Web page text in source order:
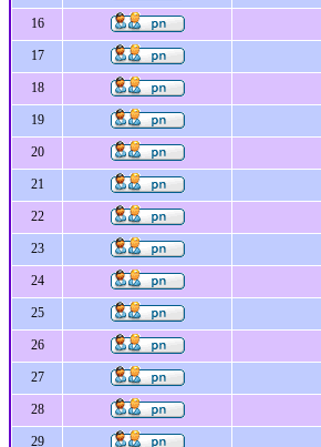
16
17
18
19
20
21
22
23
24
25
26
27
28
29